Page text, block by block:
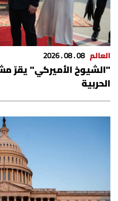
العالم 08 . 08 . 2026
"الشيوخ الأميركي" يقرّ
الحربية